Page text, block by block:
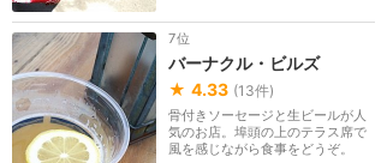
7位
バーナクル・ビルズ
★ 4.33 (13件)
骨付きソーセージと生ビールが人
気のお店。埠頭の上のテラス席で
風を感じながら食事をどうぞ。